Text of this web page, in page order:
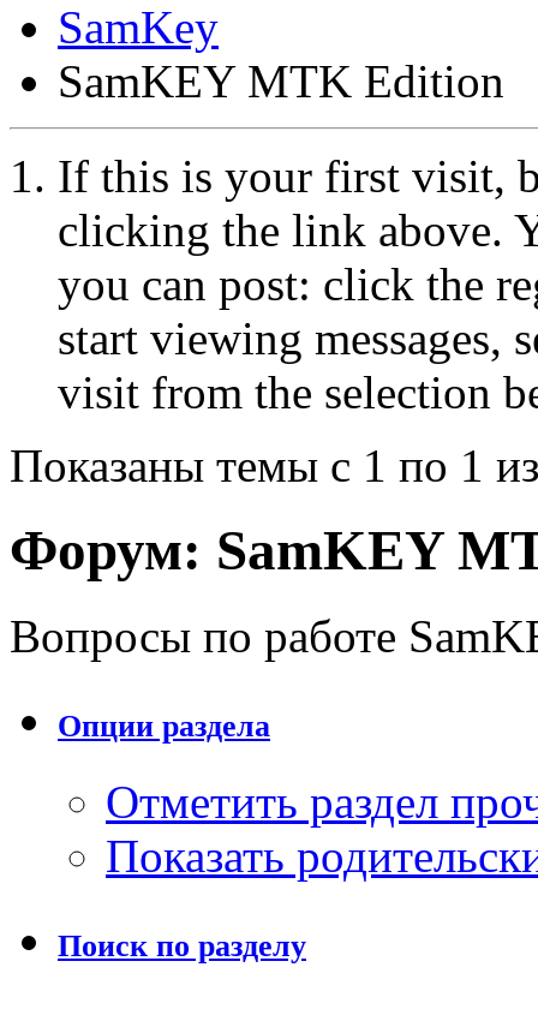
SamKey
SamKEY MTK Edition
If this is your first visit,
clicking the link above.
you can post: click the
start viewing messages,
visit from the selection
Показаны темы с 1 по 1
Форум: SamKEY
Вопросы по работе
Опции раздела
Отметить раздел
Показать
Поиск по разделу